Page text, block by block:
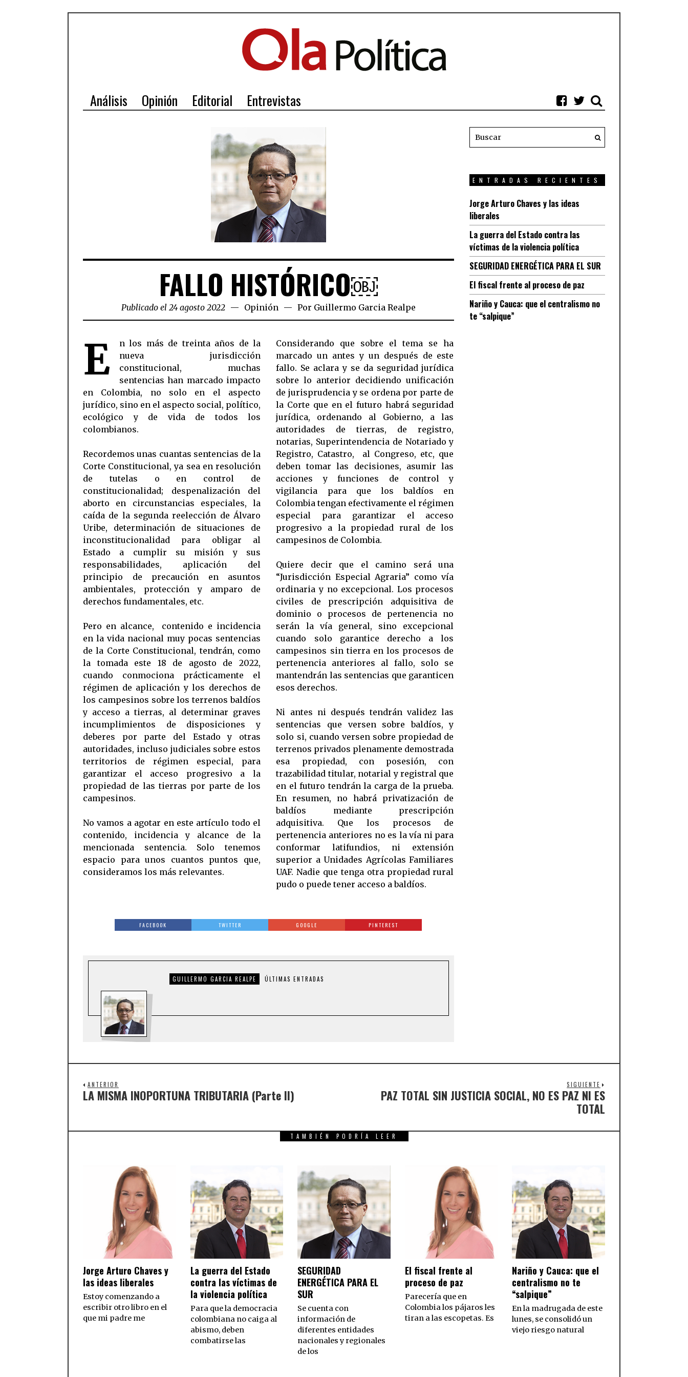
Análisis Opinión Editorial Entrevistas
FALLO HISTÓRICO￼
Publicado el 24 agosto 2022 Opinión Por Guillermo Garcia Realpe
E
n los más de treinta años de la
nueva jurisdicción
constitucional, muchas
sentencias han marcado impacto
en Colombia, no solo en el aspecto
jurídico, sino en el aspecto social, político,
ecológico y de vida de todos los
colombianos.
Recordemos unas cuantas sentencias de la
Corte Constitucional, ya sea en resolución
de tutelas o en control de
constitucionalidad; despenalización del
aborto en circunstancias especiales, la
caída de la segunda reelección de Álvaro
Uribe, determinación de situaciones de
inconstitucionalidad para obligar al
Estado a cumplir su misión y sus
responsabilidades, aplicación del
principio de precaución en asuntos
ambientales, protección y amparo de
derechos fundamentales, etc.
Pero en alcance, contenido e incidencia
en la vida nacional muy pocas sentencias
de la Corte Constitucional, tendrán, como
la tomada este 18 de agosto de 2022,
cuando conmociona prácticamente el
régimen de aplicación y los derechos de
los campesinos sobre los terrenos baldíos
y acceso a tierras, al determinar graves
incumplimientos de disposiciones y
deberes por parte del Estado y otras
autoridades, incluso judiciales sobre estos
territorios de régimen especial, para
garantizar el acceso progresivo a la
propiedad de las tierras por parte de los
campesinos.
No vamos a agotar en este artículo todo el
contenido, incidencia y alcance de la
mencionada sentencia. Solo tenemos
espacio para unos cuantos puntos que,
consideramos los más relevantes.
Considerando que sobre el tema se ha
marcado un antes y un después de este
fallo. Se aclara y se da seguridad jurídica
sobre lo anterior decidiendo unificación
de jurisprudencia y se ordena por parte de
la Corte que en el futuro habrá seguridad
jurídica, ordenando al Gobierno, a las
autoridades de tierras, de registro,
notarias, Superintendencia de Notariado y
Registro, Catastro, al Congreso, etc, que
deben tomar las decisiones, asumir las
acciones y funciones de control y
vigilancia para que los baldíos en
Colombia tengan efectivamente el régimen
especial para garantizar el acceso
progresivo a la propiedad rural de los
campesinos de Colombia.
Quiere decir que el camino será una
“Jurisdicción Especial Agraria” como vía
ordinaria y no excepcional. Los procesos
civiles de prescripción adquisitiva de
dominio o procesos de pertenencia no
serán la vía general, sino excepcional
cuando solo garantice derecho a los
campesinos sin tierra en los procesos de
pertenencia anteriores al fallo, solo se
mantendrán las sentencias que garanticen
esos derechos.
Ni antes ni después tendrán validez las
sentencias que versen sobre baldíos, y
solo si, cuando versen sobre propiedad de
terrenos privados plenamente demostrada
esa propiedad, con posesión, con
trazabilidad titular, notarial y registral que
en el futuro tendrán la carga de la prueba.
En resumen, no habrá privatización de
baldíos mediante prescripción
adquisitiva. Que los procesos de
pertenencia anteriores no es la vía ni para
conformar latifundios, ni extensión
superior a Unidades Agrícolas Familiares
UAF. Nadie que tenga otra propiedad rural
pudo o puede tener acceso a baldíos.
FACEBOOK TWITTER GOOGLE PINTEREST
GUILLERMO GARCIA REALPE ÚLTIMAS ENTRADAS
ENTRADAS RECIENTES
Jorge Arturo Chaves y las ideas
liberales
La guerra del Estado contra las
víctimas de la violencia política
SEGURIDAD ENERGÉTICA PARA EL SUR
El fiscal frente al proceso de paz
Nariño y Cauca: que el centralismo no
te “salpique”
ANTERIOR
LA MISMA INOPORTUNA TRIBUTARIA (Parte II)
SIGUIENTE
PAZ TOTAL SIN JUSTICIA SOCIAL, NO ES PAZ NI ES
TOTAL
TAMBIÉN PODRÍA LEER
Jorge Arturo Chaves y
las ideas liberales
Estoy comenzando a
escribir otro libro en el
que mi padre me
La guerra del Estado
contra las víctimas de
la violencia política
Para que la democracia
colombiana no caiga al
abismo, deben
combatirse las
SEGURIDAD
ENERGÉTICA PARA EL
SUR
Se cuenta con
información de
diferentes entidades
nacionales y regionales
de los
El fiscal frente al
proceso de paz
Parecería que en
Colombia los pájaros les
tiran a las escopetas. Es
Nariño y Cauca: que el
centralismo no te
“salpique”
En la madrugada de este
lunes, se consolidó un
viejo riesgo natural